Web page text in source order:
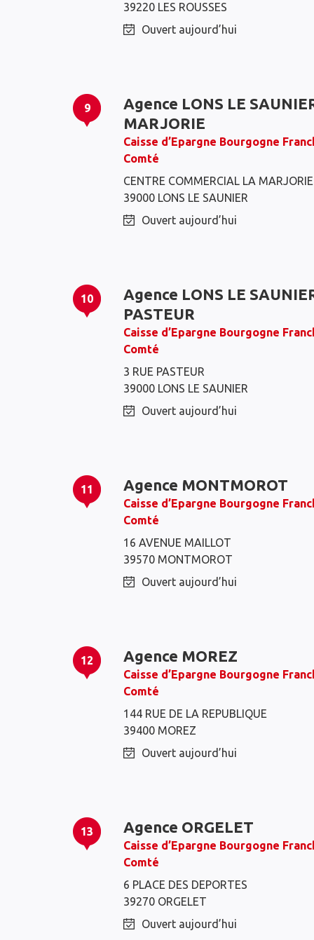
39220 LES ROUSSES
Ouvert aujourd’hui
9
Agence LONS LE
MARJORIE
Caisse d’Epargne Bourgogne
Comté
CENTRE COMMERCIAL LA MARJORIE
39000 LONS LE SAUNIER
Ouvert aujourd’hui
10
Agence LONS LE
PASTEUR
Caisse d’Epargne Bourgogne
Comté
3 RUE PASTEUR
39000 LONS LE SAUNIER
Ouvert aujourd’hui
11 Agence MONTMOROT
Caisse d’Epargne Bourgogne
Comté
16 AVENUE MAILLOT
39570 MONTMOROT
Ouvert aujourd’hui
12 Agence MOREZ
Caisse d’Epargne Bourgogne
Comté
144 RUE DE LA REPUBLIQUE
39400 MOREZ
Ouvert aujourd’hui
13 Agence ORGELET
Caisse d’Epargne Bourgogne
Comté
6 PLACE DES DEPORTES
39270 ORGELET
Ouvert aujourd’hui